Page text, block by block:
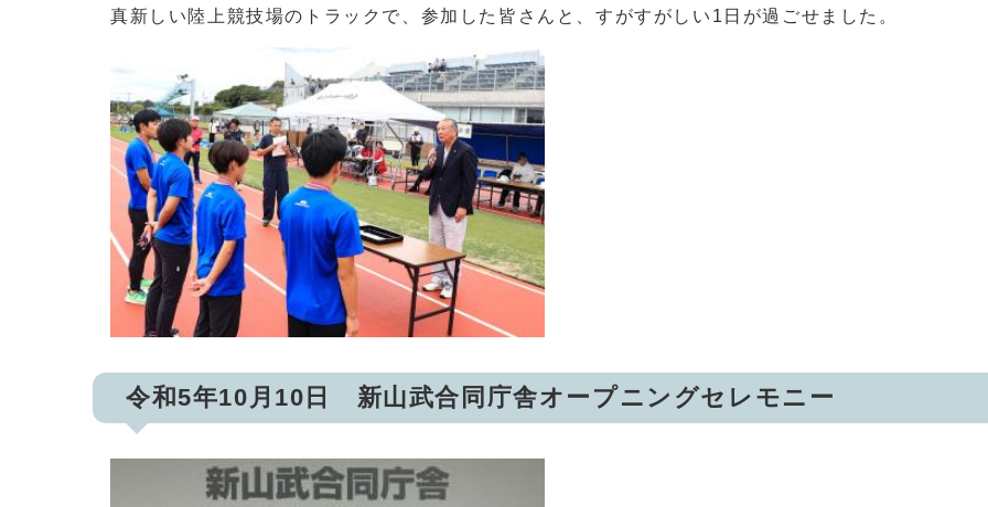
真新しい陸上競技場のトラックで、参加した皆さんと、すがすがしい1日が過ごせました。
令和5年10月10日 新山武合同庁舎オープニングセレモニー